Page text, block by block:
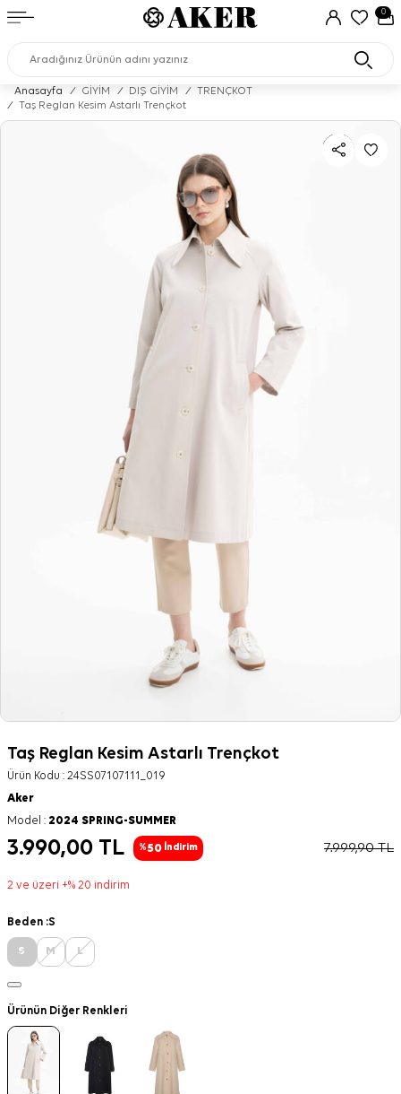
0
Anasayfa / GİYİM / DIŞ GİYİM /
TRENÇKOT
/
Taş Reglan Kesim Astarlı Trençkot
Taş Reglan Kesim Astarlı Trençkot
Ürün Kodu : 24SS07107111_019
Aker
Model : 2024 SPRING-SUMMER
3.990,00 TL %50 İndirim 7.999,90TL
2 ve üzeri +% 20 indirim
Beden :S
S M L
Ürünün Diğer Renkleri